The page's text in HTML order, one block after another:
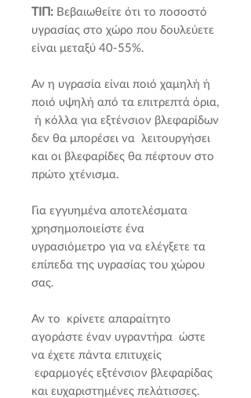
ΤΙΠ: Βεβαιωθείτε ότι το ποσοστό
υγρασίας στο χώρο που δουλεύετε
είναι μεταξύ 40-55%.
Αν η υγρασία είναι ποιό χαμηλή ή
ποιό υψηλή από τα επιτρεπτά όρια,
ή κόλλα για εξτένσιον βλεφαρίδων
δεν θα μπορέσει να λειτουργήσει
και οι βλεφαρίδες θα πέφτουν στο
πρώτο χτένισμα.
Για εγγυημένα αποτελέσματα
χρησημοποιείστε ένα
υγρασιόμετρο για να ελέγξετε τα
επίπεδα της υγρασίας του χώρου
σας.
Αν το κρίνετε απαραίτητο
αγοράστε έναν υγραντήρα ώστε
να έχετε πάντα επιτυχείς
εφαρμογές εξτένσιον βλεφαρίδας
και ευχαριστημένες πελάτισσες.